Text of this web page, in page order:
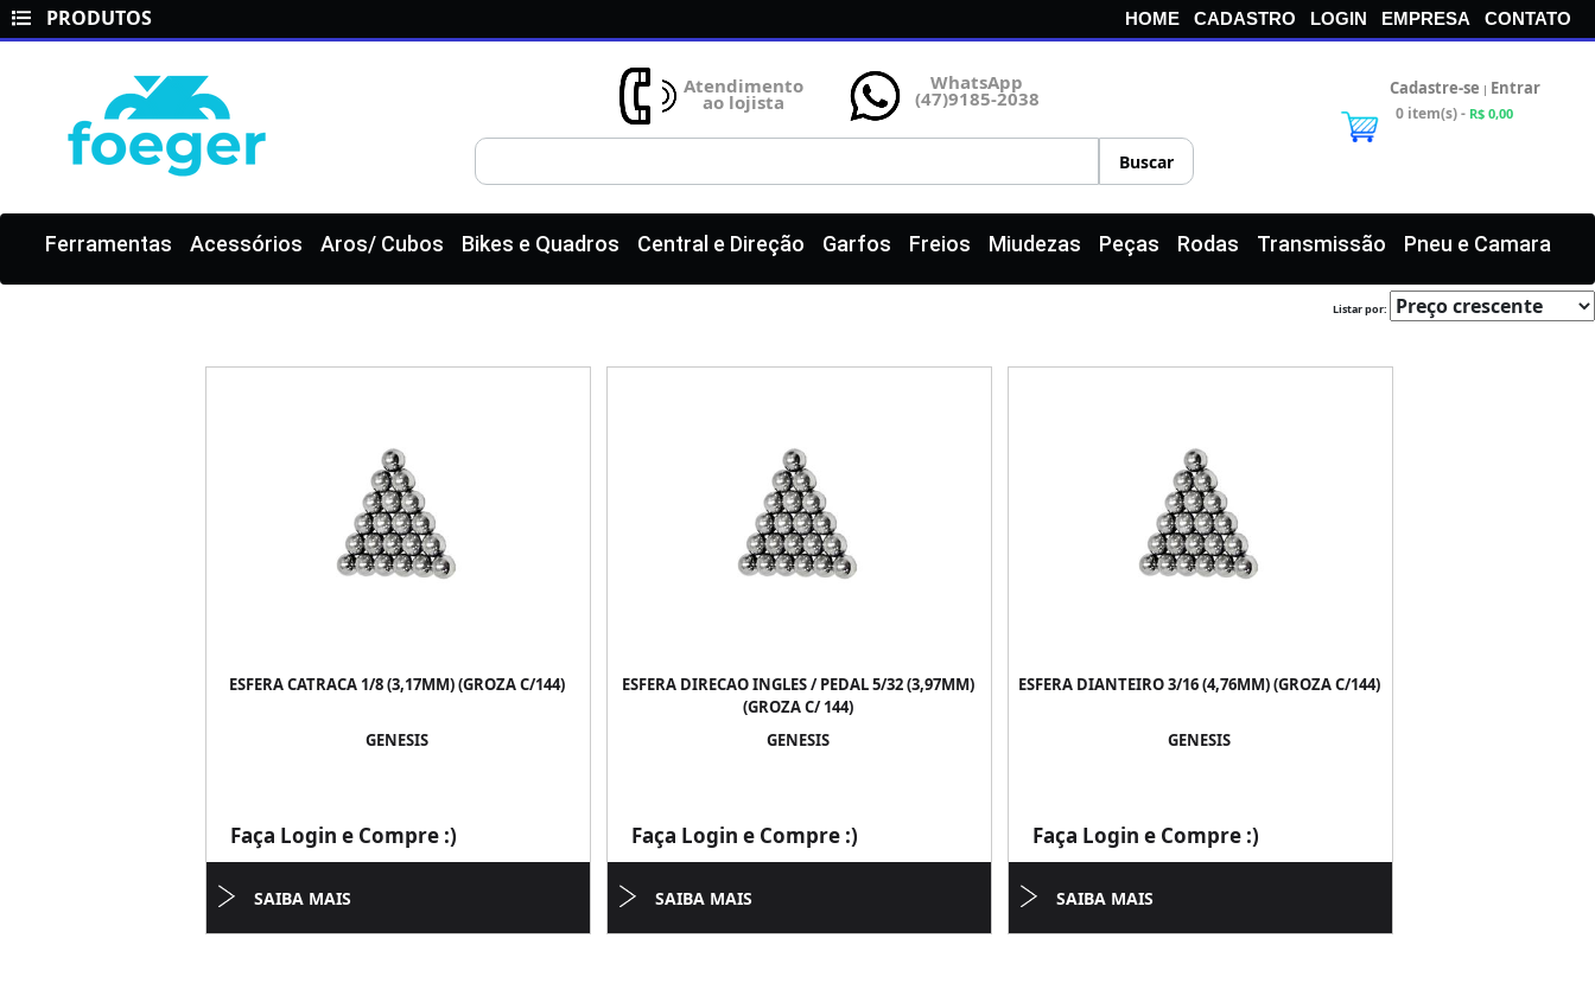
HOME CADASTRO LOGIN EMPRESA CONTATO
PRODUTOS
Atendimento
ao lojista
WhatsApp
(47)9185-2038 Cadastre-se | Entrar
0 item(s) - R$ 0,00
Ferramentas Acessórios Aros/ Cubos Bikes e Quadros Central e Direção Garfos Freios Miudezas Peças Rodas Transmissão Pneu e Camara
Listar por:
ESFERA CATRACA 1/8 (3,17MM) (GROZA C/144)
GENESIS
Faça Login e Compre :)
SAIBA MAIS
ESFERA DIRECAO INGLES / PEDAL 5/32 (3,97MM)
(GROZA C/ 144)
GENESIS
Faça Login e Compre :)
SAIBA MAIS
ESFERA DIANTEIRO 3/16 (4,76MM) (GROZA C/144)
GENESIS
Faça Login e Compre :)
SAIBA MAIS